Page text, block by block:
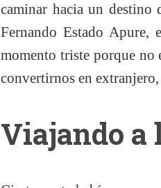
caminar hacia un destino
Fernando Estado Apure,
momento triste porque no
convertirnos en
Viajando a